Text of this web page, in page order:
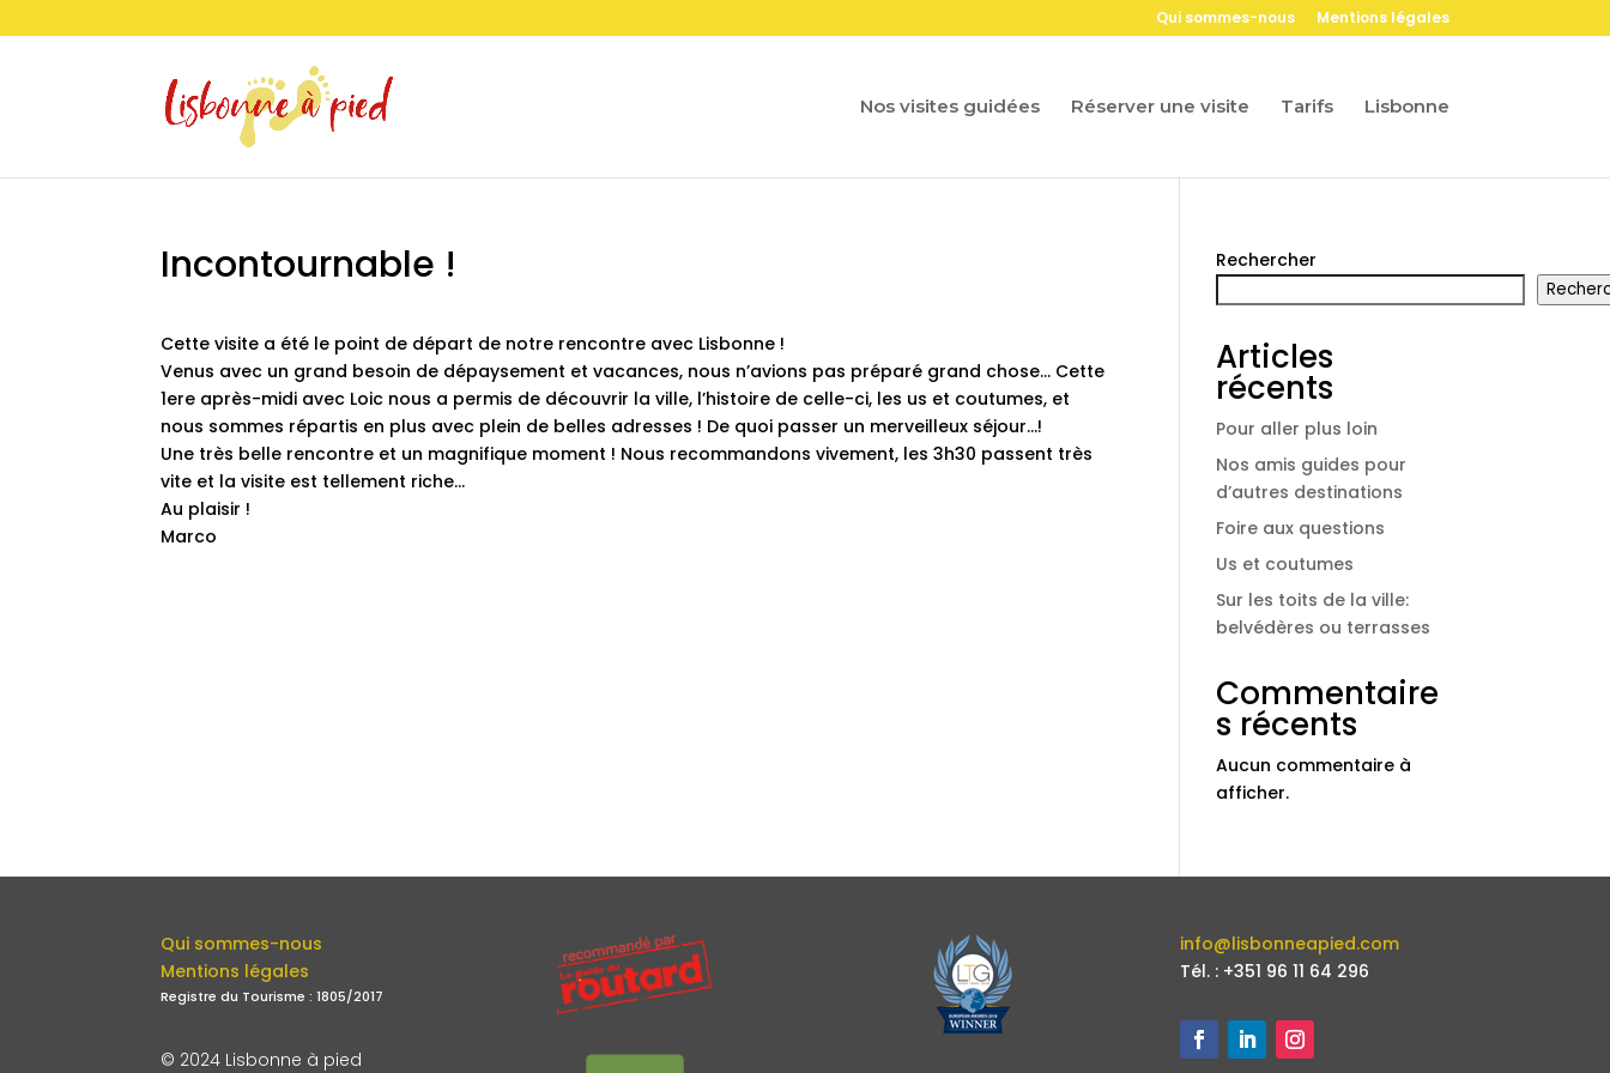
Qui sommes-nous Mentions légales
Nos visites guidées Réserver une visite Tarifs Lisbonne
Incontournable !
Cette visite a été le point de départ de notre rencontre avec Lisbonne !
Venus avec un grand besoin de dépaysement et vacances, nous n’avions pas préparé grand chose… Cette
1ere après-midi avec Loic nous a permis de découvrir la ville, l’histoire de celle-ci, les us et coutumes, et
nous sommes répartis en plus avec plein de belles adresses ! De quoi passer un merveilleux séjour…!
Une très belle rencontre et un magnifique moment ! Nous recommandons vivement, les 3h30 passent très
vite et la visite est tellement riche…
Au plaisir !
Marco
Rechercher
Articles
récents
Pour aller plus loin
Nos amis guides pour
d’autres destinations
Foire aux questions
Us et coutumes
Sur les toits de la ville:
belvédères ou terrasses
Commentaire
s récents
Aucun commentaire à
afficher.
Qui sommes-nous
Mentions légales
Registre du Tourisme : 1805/2017
© 2024 Lisbonne à pied
info@lisbonneapied.com
Tél. : +351 96 11 64 296